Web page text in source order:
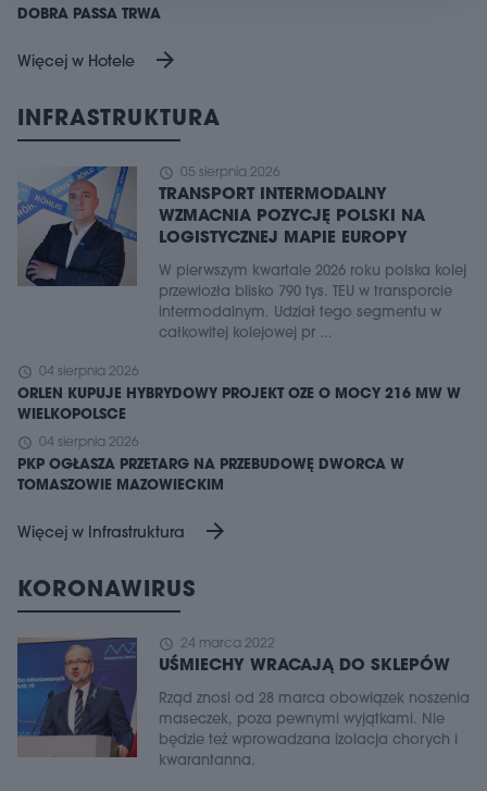
DOBRA PASSA TRWA
Więcej w Hotele arrow_forward
INFRASTRUKTURA
schedule 05 sierpnia 2026
TRANSPORT INTERMODALNY
WZMACNIA POZYCJĘ POLSKI NA
LOGISTYCZNEJ MAPIE EUROPY
W pierwszym kwartale 2026 roku polska kolej
przewiozła blisko 790 tys. TEU w transporcie
intermodalnym. Udział tego segmentu w
całkowitej kolejowej pr ...
schedule 04 sierpnia 2026
ORLEN KUPUJE HYBRYDOWY PROJEKT OZE O MOCY 216 MW W
WIELKOPOLSCE
schedule 04 sierpnia 2026
PKP OGŁASZA PRZETARG NA PRZEBUDOWĘ DWORCA W
TOMASZOWIE MAZOWIECKIM
Więcej w Infrastruktura arrow_forward
KORONAWIRUS
schedule 24 marca 2022
UŚMIECHY WRACAJĄ DO SKLEPÓW
Rząd znosi od 28 marca obowiązek noszenia
maseczek, poza pewnymi wyjątkami. Nie
będzie też wprowadzana izolacja chorych i
kwarantanna.